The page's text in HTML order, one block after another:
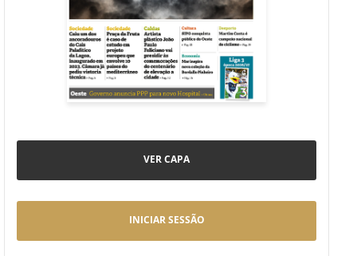
VER CAPA
INICIAR SESSÃO